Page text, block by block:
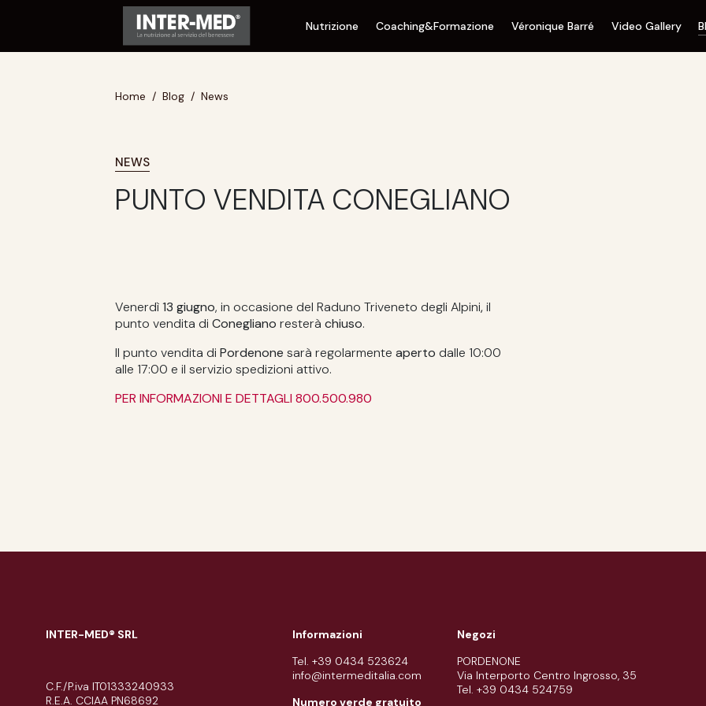
Nutrizione Coaching&Formazione Véronique Barré Video Gallery
Home Blog News
NEWS
PUNTO VENDITA CONEGLIANO
Venerdì13 giugno, in occasione del Raduno Triveneto degli Alpini,il
punto vendita diConegliano resteràchiuso.
Il punto vendita di Pordenone sarà regolarmenteaperto dalle 10:00
alle 17:00 e il servizio spedizioni attivo.
PER INFORMAZIONI E DETTAGLI 800.500.980
INTER-MED® SRL
C.F./P.iva IT01333240933
R.E.A. CCIAA PN68692
Informazioni
Tel. +39 0434 523624
info@intermeditalia.com
Numero verde gratuito
Negozi
PORDENONE
Via Interporto Centro Ingrosso, 35
Tel. +39 0434 524759